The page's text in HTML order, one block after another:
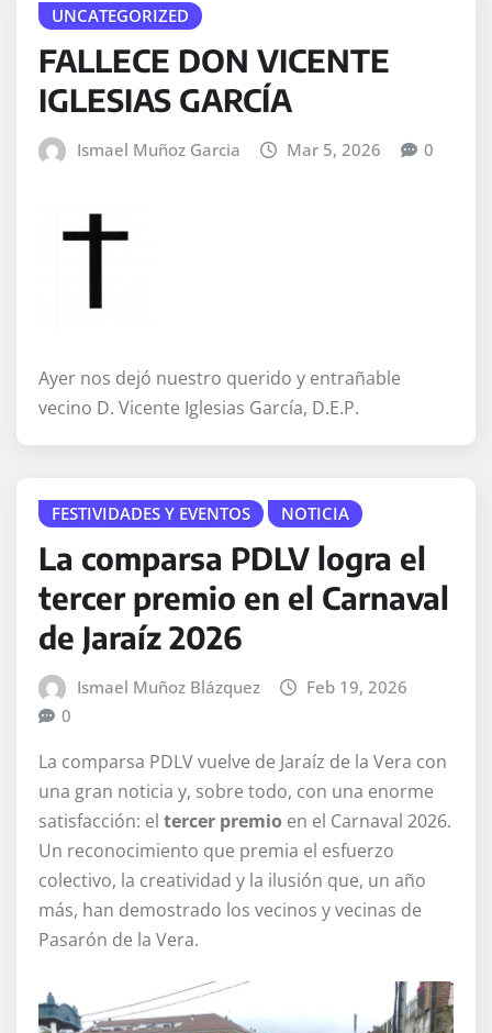
UNCATEGORIZED
FALLECE DON VICENTE
IGLESIAS GARCÍA
Ismael Muñoz Garcia Mar 5, 2026 0
Ayer nos dejó nuestro querido y entrañable
vecino D. Vicente Iglesias García, D.E.P.
FESTIVIDADES Y EVENTOS NOTICIA
La comparsa PDLV logra el
tercer premio en el Carnaval
de Jaraíz 2026
Ismael Muñoz Blázquez
Feb 19, 2026
0
La comparsa PDLV vuelve de Jaraíz de la Vera con
una gran noticia y, sobre todo, con una enorme
satisfacción: el tercer premio en el Carnaval 2026.
Un reconocimiento que premia el esfuerzo
colectivo, la creatividad y la ilusión que, un año
más, han demostrado los vecinos y vecinas de
Pasarón de la Vera.